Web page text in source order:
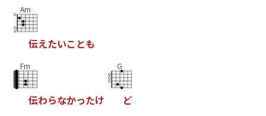
Am
伝えたいこ とも
Fm
伝わらなかったけ
G
ど